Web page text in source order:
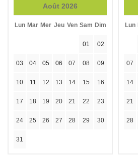
Août 2026
Lun Mar Mer Jeu Ven Sam Dim
01 02
03 04 05 06 07 08 09
10 11 12 13 14 15 16
17 18 19 20 21 22 23
24 25 26 27 28 29 30
31
Lun
07
14
21
28